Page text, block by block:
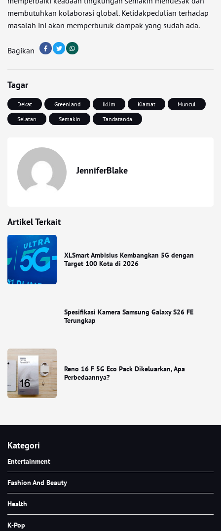
membutuhkan kolaborasi global. Ketidakpedulian terhadap
masalah ini akan memperburuk dampak yang sudah ada.
Bagikan
Tagar
Dekat Greenland Iklim Kiamat
Muncul
Selatan
Semakin Tandatanda
JenniferBlake
Artikel Terkait
XLSmart Ambisius Kembangkan 5G dengan
Target 100 Kota di 2026
Spesifikasi Kamera Samsung Galaxy S26 FE
Terungkap
Reno 16 F 5G Eco Pack Dikeluarkan, Apa
Perbedaannya?
Kategori
Entertainment
Fashion And Beauty
Health
K-Pop